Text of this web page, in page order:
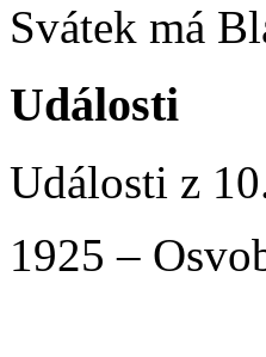
Svátek má
Události
Události z
1925 –